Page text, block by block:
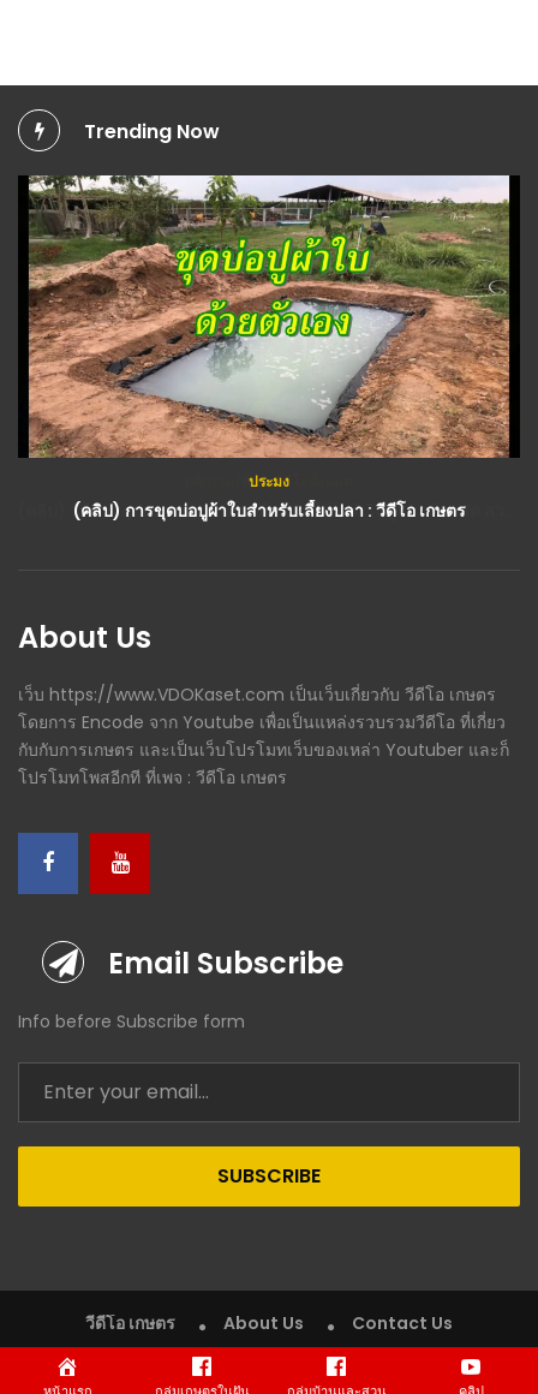
Trending Now
ประมง
(คลิป) การขุดบ่อปูผ้าใบสำหรับเลี้ยงปลา : วีดีโอ เกษตร
About Us
เว็บ https://www.VDOKaset.com เป็นเว็บเกี่ยวกับ วีดีโอ เกษตร
โดยการ Encode จาก Youtube เพื่อเป็นแหล่งรวบรวมวีดีโอ ที่เกี่ยว
กับกับการเกษตร และเป็นเว็บโปรโมทเว็บของเหล่า Youtuber และก็
โปรโมทโพสอีกที ที่เพจ : วีดีโอ เกษตร
Email Subscribe
Info before Subscribe form
SUBSCRIBE
วีดีโอ เกษตร About Us Contact Us
Copyright © 2020 VDO Kaset (วีดีโอ เกษตร). All rights reserved.